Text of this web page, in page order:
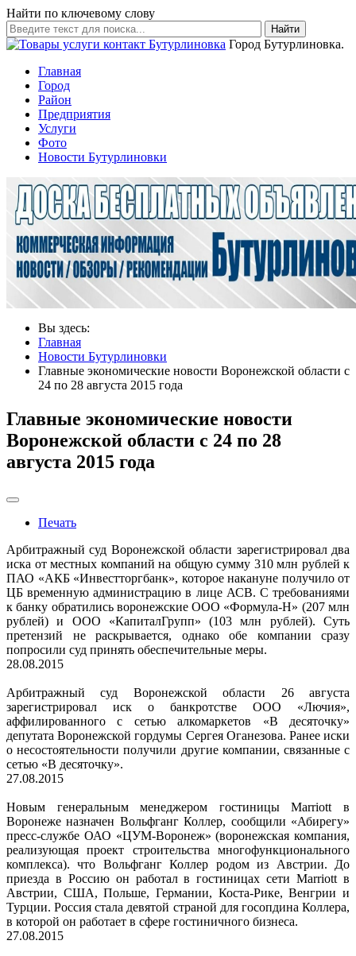
Найти по ключевому слову
Найти
Город Бутурлиновка.
Главная
Город
Район
Предприятия
Услуги
Фото
Новости Бутурлиновки
Вы здесь:
Главная
Новости Бутурлиновки
Главные экономические новости Воронежской области с
24 по 28 августа 2015 года
Главные экономические новости
Воронежской области с 24 по 28
августа 2015 года
Печать
Арбитражный суд Воронежской области зарегистрировал два
иска от местных компаний на общую сумму 310 млн рублей к
ПАО «АКБ «Инвестторгбанк», которое накануне получило от
ЦБ временную администрацию в лице АСВ. С требованиями
к банку обратились воронежские ООО «Формула-Н» (207 млн
рублей) и ООО «КапиталГрупп» (103 млн рублей). Суть
претензий не раскрывается, однако обе компании сразу
попросили суд принять обеспечительные меры.
28.08.2015
Арбитражный суд Воронежской области 26 августа
зарегистрировал иск о банкротстве ООО «Лючия»,
аффилированного с сетью алкомаркетов «В десяточку»
депутата Воронежской гордумы Сергея Оганезова. Ранее иски
о несостоятельности получили другие компании, связанные с
сетью «В десяточку».
27.08.2015
Новым генеральным менеджером гостиницы Marriott в
Воронеже назначен Вольфганг Коллер, сообщили «Абирегу»
пресс-службе ОАО «ЦУМ-Воронеж» (воронежская компания,
реализующая проект строительства многофункционального
комплекса). что Вольфганг Коллер родом из Австрии. До
приезда в Россию он работал в гостиницах сети Marriott в
Австрии, США, Польше, Германии, Коста-Рике, Венгрии и
Турции. Россия стала девятой страной для госопдина Коллера,
в которой он работает в сфере гостиничного бизнеса.
27.08.2015